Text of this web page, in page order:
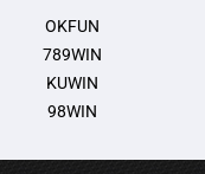
OKFUN
789WIN
KUWIN
98WIN